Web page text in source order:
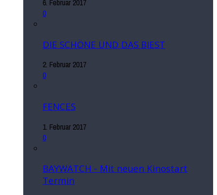
6. Februar 2017
0
DIE SCHÖNE UND DAS BIEST
2. Februar 2017
0
FENCES
1. Februar 2017
0
BAYWATCH - Mit neuen Kinostart
Termin